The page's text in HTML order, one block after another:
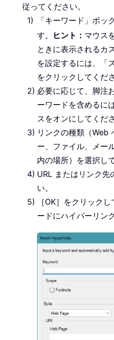
従ってください。
「キーワード」ボッ
す。
ヒント： マウス
ときに表示されるカ
を設定するには、「
をクリックしてくださ
必要に応じて、脚注
ーワードを含めるに
スをオンにしてくださ
リンクの種類（Web
ー、ファイル、メー
内の場所）を選択し
URL またはリンク先
い。
［OK］をクリック
ードにハイパーリン